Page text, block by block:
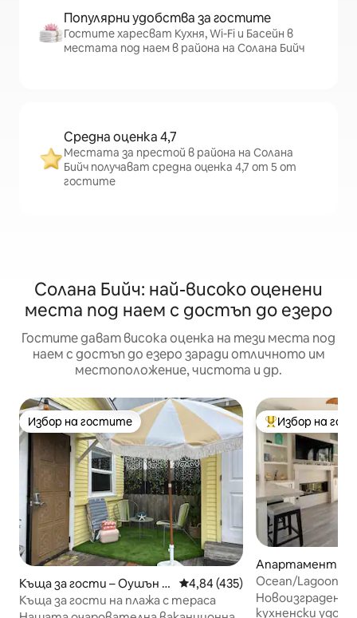
Популярни удобства за гостите
Гостите харесват Кухня, Wi-Fi и Басейн в
местата под наем в района на Солана Бийч
Средна оценка 4,7
Местата за престой в района на Солана
Бийч получават средна оценка 4,7 от 5 от
гостите
Солана Бийч: най-високо оценени
места под наем с достъп до езеро
Гостите дават висока оценка на тези места под
наем с достъп до езеро заради отличното им
местоположение, чистота и др.
Избор на гостите
Избор на гостите
Къща за гости – Оушън Б
ийч
Средна оценка: 4,84 от 5,
4,84 (435)
Къща за гости на плажа с тераса
Най-популярен
Избор на
Апартамент за
Карлсбад
Ocean/Lagoon
/Walk To Beach
Новоизградена
кухненски